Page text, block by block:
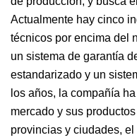
Actualmente hay cinco
técnicos por encima del
un sistema de garantía
estandarizado y un
los años, la compañía
mercado y sus
provincias y ciudades,